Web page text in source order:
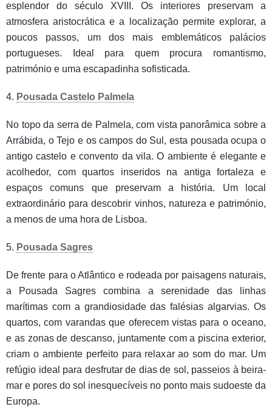
esplendor do século XVIII. Os interiores preservam a
atmosfera aristocrática e a localização permite explorar, a
poucos passos, um dos mais emblemáticos palácios
portugueses. Ideal para quem procura romantismo,
património e uma escapadinha sofisticada.
4. Pousada Castelo Palmela
No topo da serra de Palmela, com vista panorâmica sobre a
Arrábida, o Tejo e os campos do Sul, esta pousada ocupa o
antigo castelo e convento da vila. O ambiente é elegante e
acolhedor, com quartos inseridos na antiga fortaleza e
espaços comuns que preservam a história. Um local
extraordinário para descobrir vinhos, natureza e património,
a menos de uma hora de Lisboa.
5. Pousada Sagres
De frente para o Atlântico e rodeada por paisagens naturais,
a Pousada Sagres combina a serenidade das linhas
marítimas com a grandiosidade das falésias algarvias. Os
quartos, com varandas que oferecem vistas para o oceano,
e as zonas de descanso, juntamente com a piscina exterior,
criam o ambiente perfeito para relaxar ao som do mar. Um
refúgio ideal para desfrutar de dias de sol, passeios à beira-
mar e pores do sol inesquecíveis no ponto mais sudoeste da
Europa.